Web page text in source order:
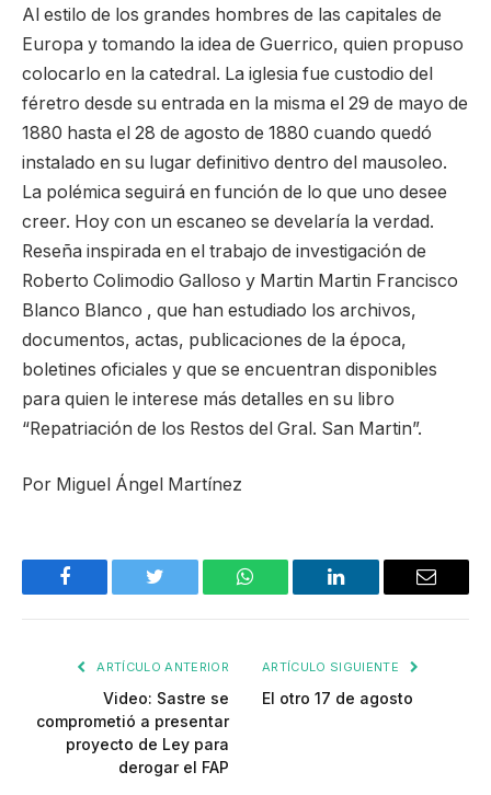
Al estilo de los grandes hombres de las capitales de
Europa y tomando la idea de Guerrico, quien propuso
colocarlo en la catedral. La iglesia fue custodio del
féretro desde su entrada en la misma el 29 de mayo de
1880 hasta el 28 de agosto de 1880 cuando quedó
instalado en su lugar definitivo dentro del mausoleo.
La polémica seguirá en función de lo que uno desee
creer. Hoy con un escaneo se develaría la verdad.
Reseña inspirada en el trabajo de investigación de
Roberto Colimodio Galloso y Martin Martin Francisco
Blanco Blanco , que han estudiado los archivos,
documentos, actas, publicaciones de la época,
boletines oficiales y que se encuentran disponibles
para quien le interese más detalles en su libro
“Repatriación de los Restos del Gral. San Martin”.
Por Miguel Ángel Martínez
Facebook Twitter WhatsApp LinkedIn Email
ARTÍCULO ANTERIOR
Video: Sastre se
comprometió a presentar
proyecto de Ley para
derogar el FAP
ARTÍCULO SIGUIENTE
El otro 17 de agosto